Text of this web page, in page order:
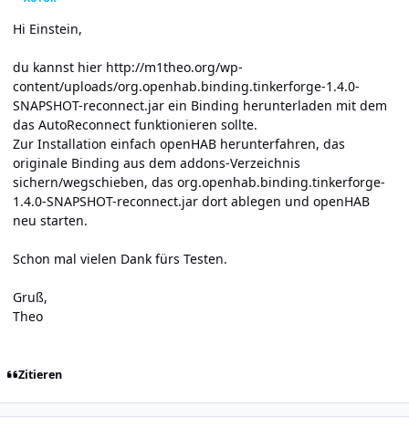
Hi Einstein,
du kannst hier http://m1theo.org/wp-
content/uploads/org.openhab.binding.tinkerforge-1.4.0-
SNAPSHOT-reconnect.jar ein Binding herunterladen mit dem
das AutoReconnect funktionieren sollte.
Zur Installation einfach openHAB herunterfahren, das
originale Binding aus dem addons-Verzeichnis
sichern/wegschieben, das org.openhab.binding.tinkerforge-
1.4.0-SNAPSHOT-reconnect.jar dort ablegen und openHAB
neu starten.
Schon mal vielen Dank fürs Testen.
Gruß,
Theo
Zitieren